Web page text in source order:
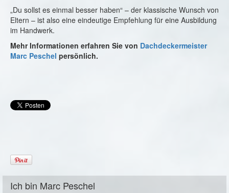
„Du sollst es einmal besser haben“ – der klassische Wunsch von
Eltern – ist also eine eindeutige Empfehlung für eine Ausbildung
im Handwerk.
Mehr Informationen erfahren Sie von Dachdeckermeister
Marc Peschel persönlich.
Ich bin Marc Peschel